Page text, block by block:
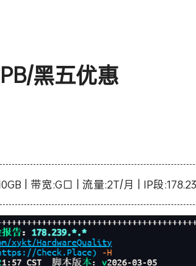
黑五优惠
| 带宽:G口 | 流量:2T/月 | IP段